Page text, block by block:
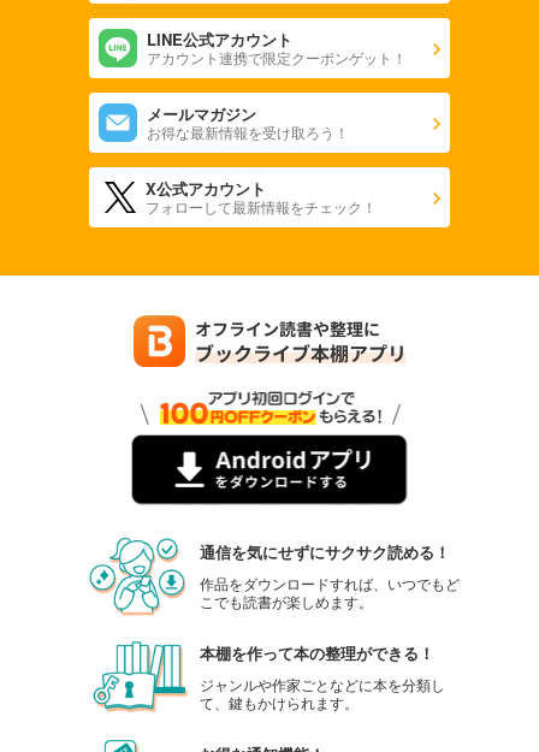
LINE公式アカウント
アカウント連携で限定クーポンゲット！
メールマガジン
お得な最新情報を受け取ろう！
X公式アカウント
フォローして最新情報をチェック！
通信を気にせずにサクサク読める！
作品をダウンロードすれば、いつでもど
こでも読書が楽しめます。
本棚を作って本の整理ができる！
ジャンルや作家ごとなどに本を分類し
て、鍵もかけられます。